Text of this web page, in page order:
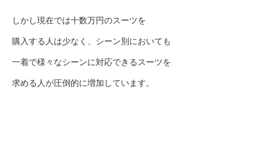
しかし現在では十数万円のスーツを
購入する人は少なく、シーン別においても
一着で様々なシーンに対応できるスーツを
求める人が圧倒的に増加しています。